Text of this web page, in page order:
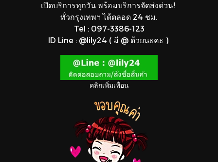
เปิดบริการทุกวัน พร้อมบริการจัดส่งด่วน!
ทั่วกรุงเทพฯ ได้ตลอด 24 ชม.
Tel : 097-3386-123
ID Line : @lily24 ( มี @ ด้วยนะคะ )
คลิกเพิ่มเพื่อน